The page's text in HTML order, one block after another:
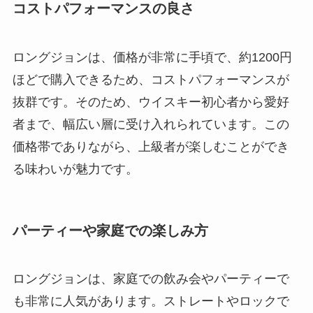
コストパフォーマンスの良さ
ロングジョンは、価格が非常に手頃で、約1200円
ほどで購入できるため、コストパフォーマンスが
抜群です。そのため、ウイスキー初心者から愛好
者まで、幅広い層に受け入れられています。この
価格帯でありながら、上級者が楽しむことができ
る味わいが魅力です。
パーティーや家庭での楽しみ方
ロングジョンは、家庭での飲み会やパーティーで
も非常に人気があります。ストレートやロックで